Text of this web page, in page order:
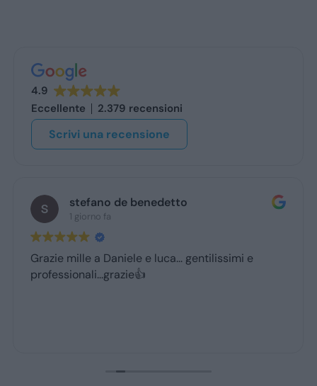
4.9
Eccellente
2.379 recensioni
Scrivi una recensione
stefano de benedetto
1 giorno fa
Grazie mille a Daniele e luca... gentilissimi e
professionali...grazie👍